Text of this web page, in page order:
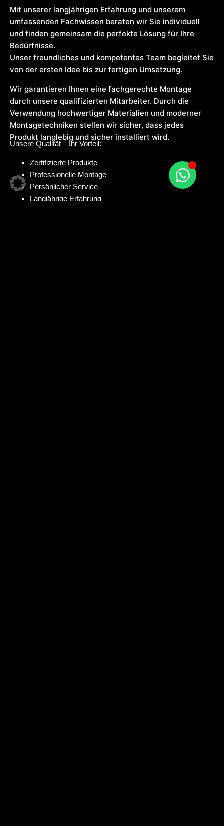
Mit unserer langjährigen Erfahrung und unserem
umfassenden Fachwissen beraten wir Sie individuell
und finden gemeinsam die perfekte Lösung für Ihre
Bedürfnisse.
Unser freundliches und kompetentes Team begleitet Sie
von der ersten Idee bis zur fertigen Umsetzung.
Wir garantieren Ihnen eine fachgerechte Montage
durch unsere qualifizierten Mitarbeiter. Durch die
Verwendung hochwertiger Materialien und moderner
Montagetechniken stellen wir sicher, dass jedes
Produkt langlebig und sicher installiert wird.
Unsere Qualität – Ihr Vorteil:
Zertifizierte Produkte
Professionelle Montage
Persönlicher Service
Langjährige Erfahrung